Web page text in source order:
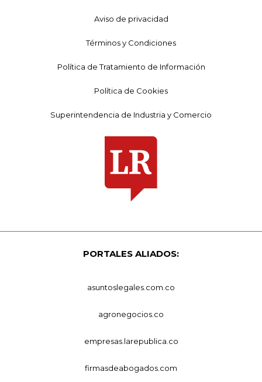
Aviso de privacidad
Términos y Condiciones
Política de Tratamiento de Información
Política de Cookies
Superintendencia de Industria y Comercio
PORTALES ALIADOS:
asuntoslegales.com.co
agronegocios.co
empresas.larepublica.co
firmasdeabogados.com